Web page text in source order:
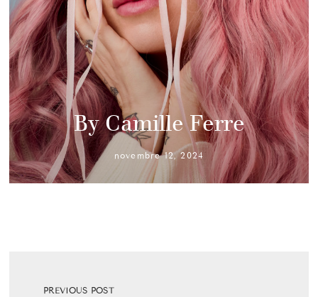
By Camille Ferre
novembre 12, 2024
PREVIOUS POST